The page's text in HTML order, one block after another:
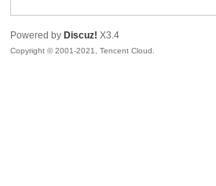
Powered by Discuz! X3.4
Copyright © 2001-2021, Tencent Cloud.